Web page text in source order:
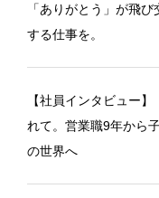
「ありがとう」が飛び
する仕事を。
【社員インタビュー
れて。営業職9年から
の世界へ